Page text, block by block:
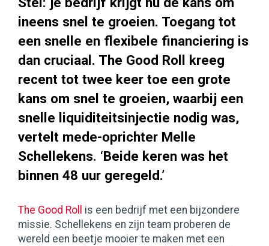
ineens snel te groeien. Toegang tot
een snelle en flexibele financiering is
dan cruciaal. The Good Roll kreeg
recent tot twee keer toe een grote
kans om snel te groeien, waarbij een
snelle liquiditeitsinjectie nodig was,
vertelt mede-oprichter Melle
Schellekens. ‘Beide keren was het
binnen 48 uur geregeld.’
The Good Roll
is een bedrijf met een bijzondere
missie. Schellekens en zijn team proberen de
wereld een beetje mooier te maken met een